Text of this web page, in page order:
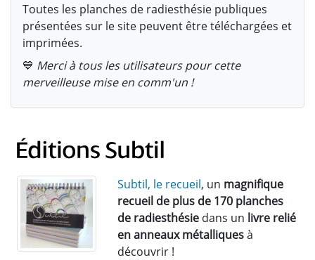
Toutes les planches de radiesthésie publiques
présentées sur le site peuvent être téléchargées et
imprimées.
💙 Merci à tous les utilisateurs pour cette
merveilleuse mise en comm'un !
Subtil, le recueil, un magnifique
recueil de plus de 170 planches
de radiesthésie dans un livre relié
en anneaux métalliquesà
découvrir !